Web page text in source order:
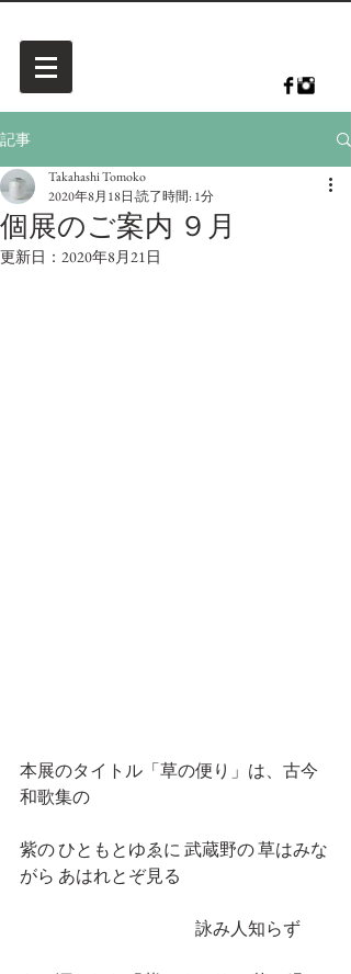
記事
個展のご案内 ９月
Takahashi Tomoko
2020年8月18日 読了時間: 1分
更新日： 2020年8月21日
本展のタイトル「草の便り」は、古今
和歌集の
紫の ひともとゆゑに 武蔵野の 草はみな
がら あはれとぞ見る
詠み人知らず